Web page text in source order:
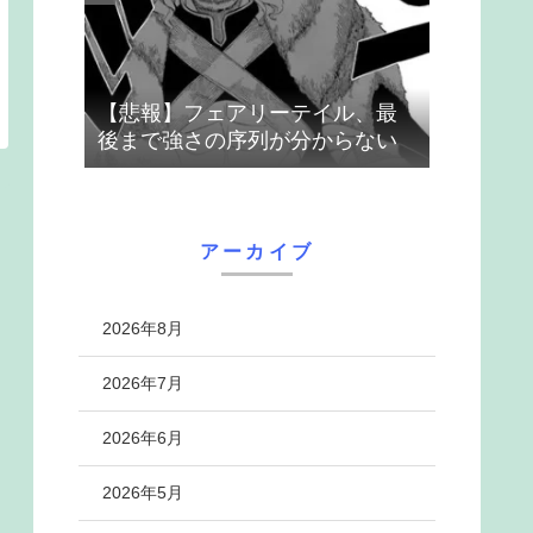
【悲報】フェアリーテイル、最
後まで強さの序列が分からない
アーカイブ
2026年8月
2026年7月
2026年6月
2026年5月